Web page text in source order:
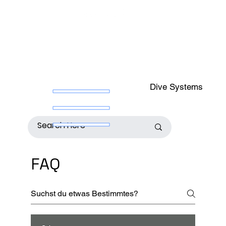
Dive Systems
FAQ